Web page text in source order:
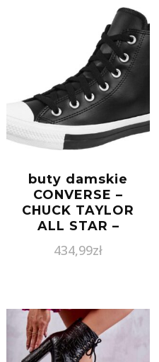
buty damskie
CONVERSE –
CHUCK TAYLOR
ALL STAR –
434,99zł